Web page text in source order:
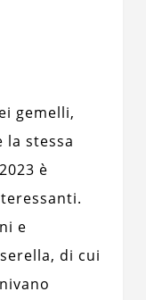
gemelli,
la stessa
è
e
di cui